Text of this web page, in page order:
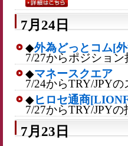
7月24日
◆外為どっとコム[
7/27からポジショ
◆マネースクエア
7/24からTRY/JPY
◆ヒロセ通商
7/27からTRY/JPY
7月23日